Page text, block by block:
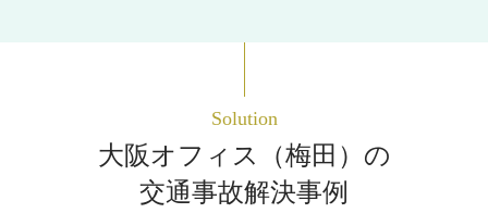
Solution
大阪オフィス（梅田）の
交通事故解決事例